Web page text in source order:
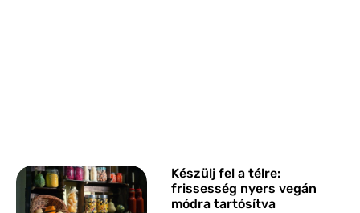
Készülj fel a télre:
frissesség nyers vegán
módra tartósítva